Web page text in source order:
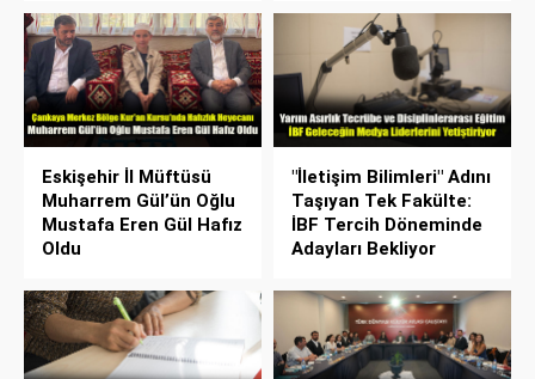
Eskişehir İl Müftüsü
Muharrem Gül’ün Oğlu
Mustafa Eren Gül Hafız
Oldu
"İletişim Bilimleri" Adını
Taşıyan Tek Fakülte:
İBF Tercih Döneminde
Adayları Bekliyor